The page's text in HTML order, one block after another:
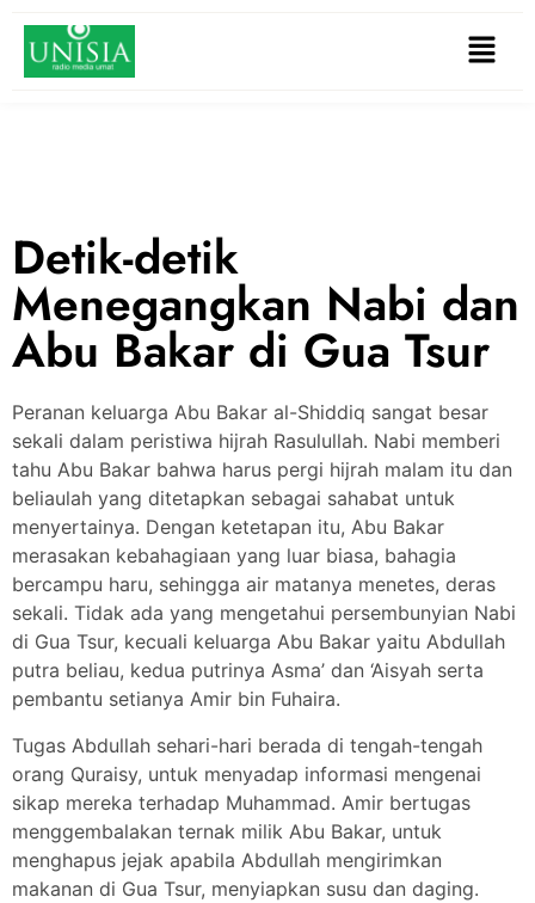
Detik-detik
Menegangkan Nabi dan
Abu Bakar di Gua Tsur
Peranan keluarga Abu Bakar al-Shiddiq sangat besar
sekali dalam peristiwa hijrah Rasulullah. Nabi memberi
tahu Abu Bakar bahwa harus pergi hijrah malam itu dan
beliaulah yang ditetapkan sebagai sahabat untuk
menyertainya. Dengan ketetapan itu, Abu Bakar
merasakan kebahagiaan yang luar biasa, bahagia
bercampu haru, sehingga air matanya menetes, deras
sekali. Tidak ada yang mengetahui persembunyian Nabi
di Gua Tsur, kecuali keluarga Abu Bakar yaitu Abdullah
putra beliau, kedua putrinya Asma’ dan ‘Aisyah serta
pembantu setianya Amir bin Fuhaira.
Tugas Abdullah sehari-hari berada di tengah-tengah
orang Quraisy, untuk menyadap informasi mengenai
sikap mereka terhadap Muhammad. Amir bertugas
menggembalakan ternak milik Abu Bakar, untuk
menghapus jejak apabila Abdullah mengirimkan
makanan di Gua Tsur, menyiapkan susu dan daging.